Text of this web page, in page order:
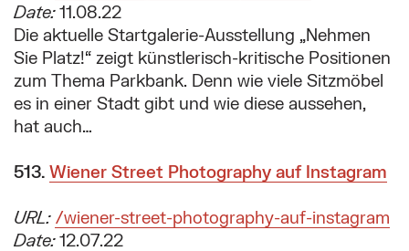
Date:11.08.22
Die aktuelle Startgalerie-Ausstellung „Nehmen
Sie Platz!“ zeigt künstlerisch-kritische Positionen
zum Thema Parkbank. Denn wie viele Sitzmöbel
es in einer Stadt gibt und wie diese aussehen,
hat auch…
513. Suchergebnis:
Wiener Street Photography auf Instagram
URL: /wiener-street-photography-auf-instagram
Date:12.07.22